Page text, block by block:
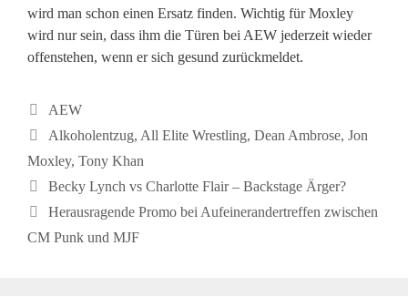
wird man schon einen Ersatz finden. Wichtig für Moxley
wird nur sein, dass ihm die Türen bei AEW jederzeit wieder
offenstehen, wenn er sich gesund zurückmeldet.
Kategorien
AEW
Schlagwörter
Alkoholentzug, All Elite Wrestling, Dean Ambrose, Jon
Moxley, Tony Khan
Becky Lynch vs Charlotte Flair – Backstage Ärger?
Herausragende Promo bei Aufeinerandertreffen zwischen
CM Punk und MJF